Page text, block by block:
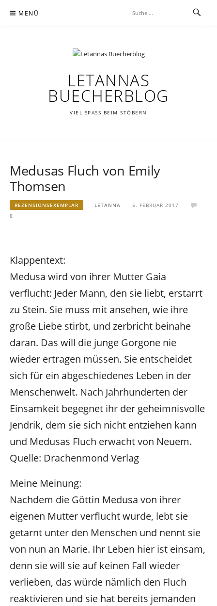
Inhalt MENÜ
LETANNAS
BUECHERBLOG
VIEL SPASS BEIM STÖBERN
Medusas Fluch von Emily
Thomsen
REZENSIONSEXEMPLAR LETANNA
5. FEBRUAR 2017
0
Klappentext:
Medusa wird von ihrer Mutter Gaia
verflucht: Jeder Mann, den sie liebt, erstarrt
zu Stein. Sie muss mit ansehen, wie ihre
große Liebe stirbt, und zerbricht beinahe
daran. Das will die junge Gorgone nie
wieder ertragen müssen. Sie entscheidet
sich für ein abgeschiedenes Leben in der
Menschenwelt. Nach Jahrhunderten der
Einsamkeit begegnet ihr der geheimnisvolle
Jendrik, dem sie sich nicht entziehen kann
und Medusas Fluch erwacht von Neuem.
Quelle: Drachenmond Verlag
Meine Meinung:
Nachdem die Göttin Medusa von ihrer
eigenen Mutter verflucht wurde, lebt sie
getarnt unter den Menschen und nennt sie
von nun an Marie. Ihr Leben hier ist einsam,
denn sie will sie auf keinen Fall wieder
verlieben, das würde nämlich den Fluch
reaktivieren und sie hat bereits jemanden